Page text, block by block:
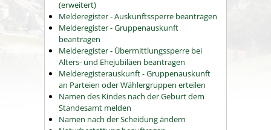
(erweitert)
Melderegister - Auskunftssperre beantragen
Melderegister - Gruppenauskunft
beantragen
Melderegister - Übermittlungssperre bei
Alters- und Ehejubiläen beantragen
Melderegisterauskunft - Gruppenauskunft
an Parteien oder Wählergruppen erteilen
Namen des Kindes nach der Geburt dem
Standesamt melden
Namen nach der Scheidung ändern